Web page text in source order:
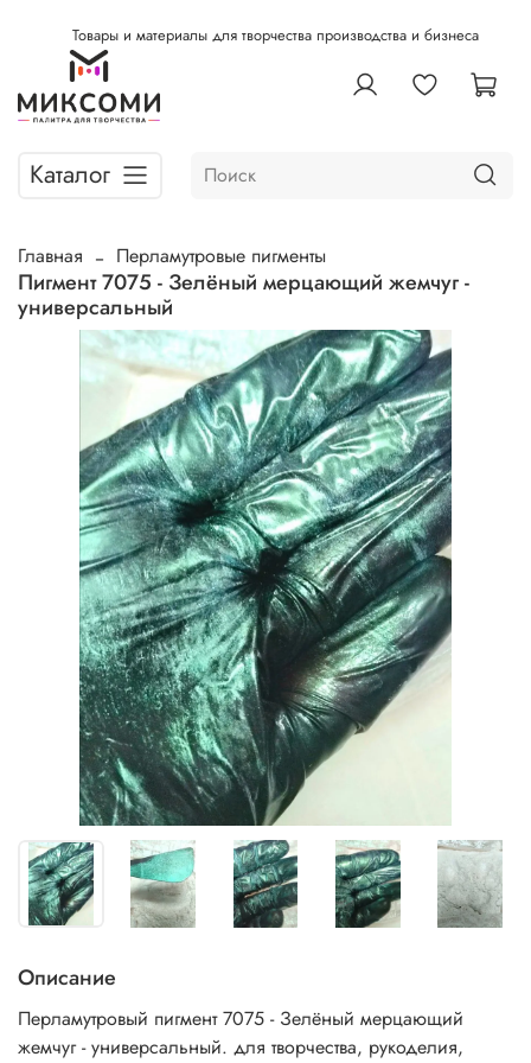
Товары и материалы для творчества производства и бизнеса
Каталог
Главная Перламутровые пигменты
Пигмент 7075 - Зелёный мерцающий жемчуг -
универсальный
Описание
Перламутровый пигмент 7075 - Зелёный мерцающий
жемчуг - универсальный. для творчества, рукоделия,